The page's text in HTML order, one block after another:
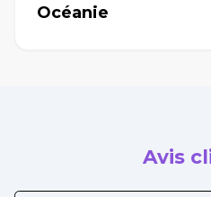
Océanie
Avis